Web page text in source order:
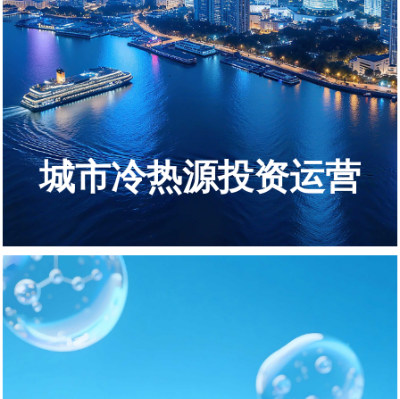
城市冷热源投资运营
代传统高污染热源（如散煤燃烧、重油锅炉等），最终满足城市居民
供暖、工业生产用热、商业服务用热等核心需求，并实现城市能源结
构优化、环境质量改善的系统性工程。